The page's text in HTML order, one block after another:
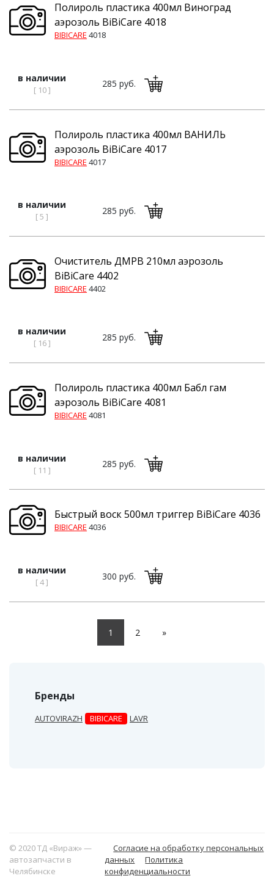
Бренды
AUTOVIRAZH BIBICARE LAVR
Полироль пластика 400мл Виноград
аэрозоль BiBiCare 4018
BIBICARE 4018
в наличии
[ 10 ]
285 руб.
Полироль пластика 400мл ВАНИЛЬ
аэрозоль BiBiCare 4017
BIBICARE 4017
в наличии
[ 5 ]
285 руб.
Очиститель ДМРВ 210мл аэрозоль
BiBiCare 4402
BIBICARE 4402
в наличии
[ 16 ]
285 руб.
Полироль пластика 400мл Бабл гам
аэрозоль BiBiCare 4081
BIBICARE 4081
в наличии
[ 11 ]
285 руб.
Быстрый воск 500мл триггер BiBiCare 4036
BIBICARE 4036
в наличии
[ 4 ]
300 руб.
1 2 »
© 2020 ТД «Вираж» —
автозапчасти в
Челябинске
Согласие на обработку персональных
данных
Политика
конфиденциальности